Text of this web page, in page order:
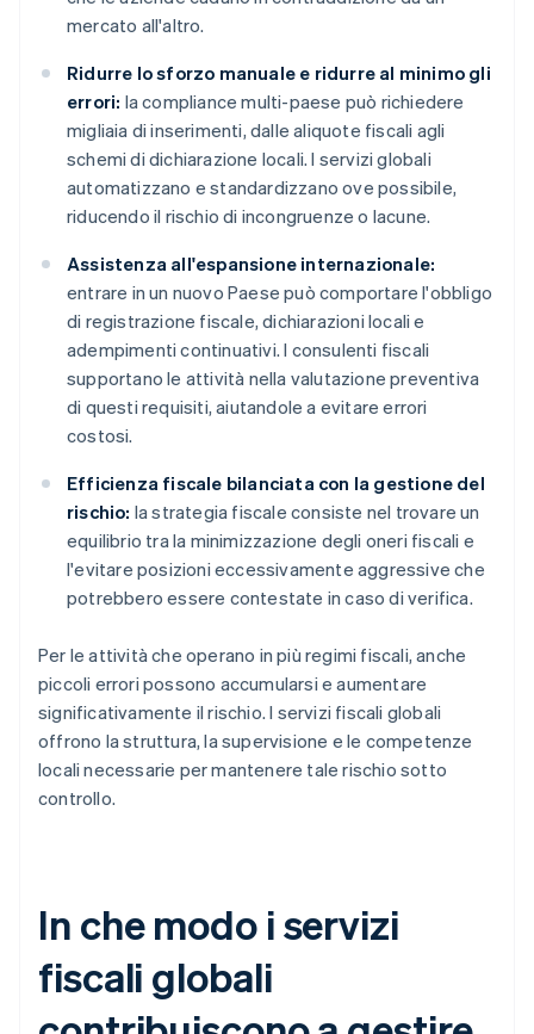
mercato all'altro.
Ridurre lo sforzo manuale e ridurre al minimo gli
errori: la compliance multi-paese può richiedere
migliaia di inserimenti, dalle aliquote fiscali agli
schemi di dichiarazione locali. I servizi globali
automatizzano e standardizzano ove possibile,
riducendo il rischio di incongruenze o lacune.
Assistenza all'espansione internazionale:
entrare in un nuovo Paese può comportare l'obbligo
di registrazione fiscale, dichiarazioni locali e
adempimenti continuativi. I consulenti fiscali
supportano le attività nella valutazione preventiva
di questi requisiti, aiutandole a evitare errori
costosi.
Efficienza fiscale bilanciata con la gestione del
rischio: la strategia fiscale consiste nel trovare un
equilibrio tra la minimizzazione degli oneri fiscali e
l'evitare posizioni eccessivamente aggressive che
potrebbero essere contestate in caso di verifica.
Per le attività che operano in più regimi fiscali, anche
piccoli errori possono accumularsi e aumentare
significativamente il rischio. I servizi fiscali globali
offrono la struttura, la supervisione e le competenze
locali necessarie per mantenere tale rischio sotto
controllo.
In che modo i servizi
fiscali globali